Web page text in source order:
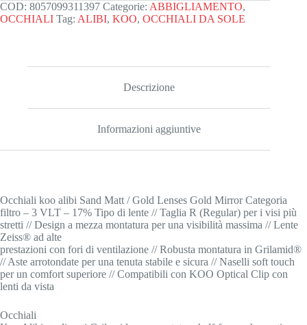
COD: 8057099311397 Categorie: ABBIGLIAMENTO,
OCCHIALI Tag: ALIBI, KOO, OCCHIALI DA SOLE
Descrizione
Informazioni aggiuntive
Occhiali koo alibi Sand Matt / Gold Lenses Gold Mirror Categoria
filtro – 3 VLT – 17% Tipo di lente // Taglia R (Regular) per i visi più
stretti // Design a mezza montatura per una visibilità massima // Lente
Zeiss® ad alte
prestazioni con fori di ventilazione // Robusta montatura in Grilamid®
// Aste arrotondate per una tenuta stabile e sicura // Naselli soft touch
per un comfort superiore // Compatibili con KOO Optical Clip con
lenti da vista
Occhiali